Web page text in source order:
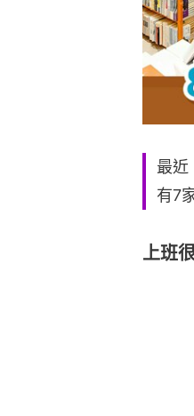
最近
有7
上班